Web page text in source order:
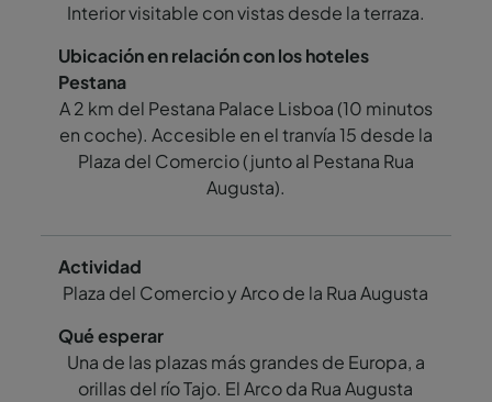
Interior visitable con vistas desde la terraza.
A 2 km del Pestana Palace Lisboa (10 minutos
en coche). Accesible en el tranvía 15 desde la
Plaza del Comercio (junto al Pestana Rua
Augusta).
Plaza del Comercio y Arco de la Rua Augusta
Una de las plazas más grandes de Europa, a
orillas del río Tajo. El Arco da Rua Augusta